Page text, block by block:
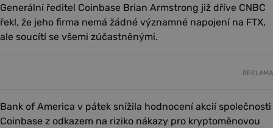
Generální ředitel Coinbase Brian Armstrong již dříve CNBC
řekl, že jeho firma nemá žádné významné napojení na FTX,
ale soucítí se všemi zúčastněnými.
REKLAMA
Bank of America v pátek snížila hodnocení akcií společnosti
Coinbase z odkazem na riziko nákazy pro kryptoměnovou